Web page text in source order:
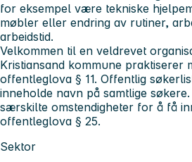
for eksempel være tekniske
møbler eller endring av rutiner,
arbeidstid.
Velkommen til en veldrevet
Kristiansand kommune praktiserer
offentleglova § 11. Offentlig
inneholde navn på samtlige
særskilte omstendigheter for å få
offentleglova § 25.
Sektor